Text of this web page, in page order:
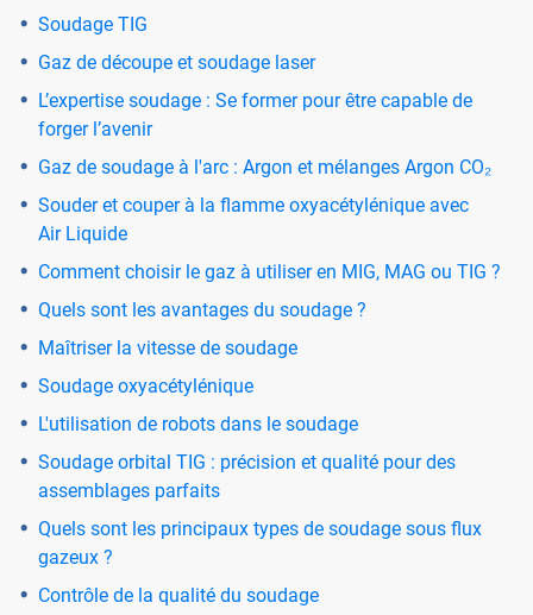
Soudage TIG
Gaz de découpe et soudage laser
L’expertise soudage : Se former pour être capable de
forger l’avenir
Gaz de soudage à l'arc : Argon et mélanges Argon CO₂
Souder et couper à la flamme oxyacétylénique avec
Air Liquide
Comment choisir le gaz à utiliser en MIG, MAG ou TIG ?
Quels sont les avantages du soudage ?
Maîtriser la vitesse de soudage
Soudage oxyacétylénique
L'utilisation de robots dans le soudage
Soudage orbital TIG : précision et qualité pour des
assemblages parfaits
Quels sont les principaux types de soudage sous flux
gazeux ?
Contrôle de la qualité du soudage